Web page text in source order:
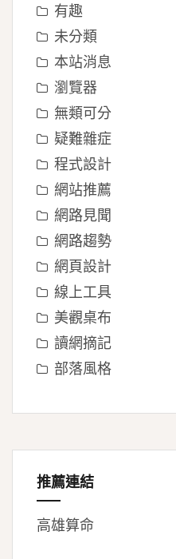
有趣
未分類
本站消息
瀏覽器
無類可分
疑難雜症
程式設計
網站推薦
網路見聞
網路趨勢
網頁設計
線上工具
美觀桌布
讀網摘記
部落風格
推薦連結
高雄算命